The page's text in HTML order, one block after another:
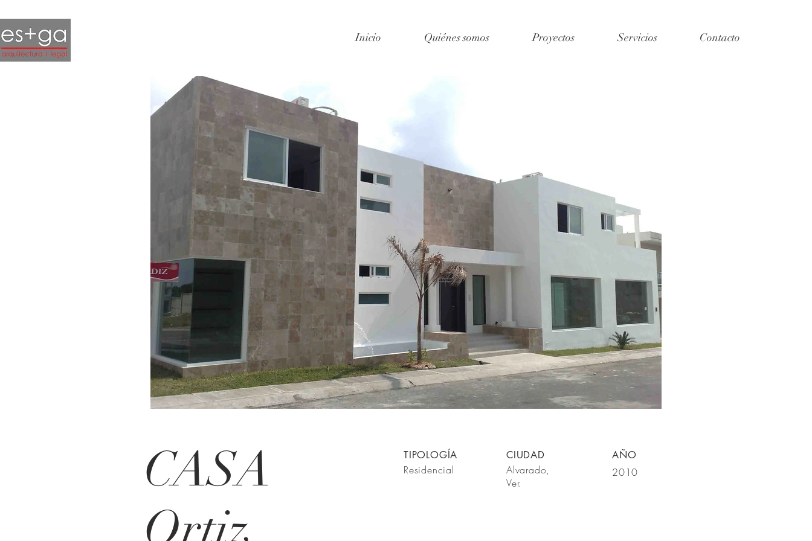
Inicio Quiénes somos Proyectos Servicios Contacto
CASA
Ortiz
TIPOLOGÍA
Residencial
CIUDAD
Alvarado,
Ver.
AÑO
2010